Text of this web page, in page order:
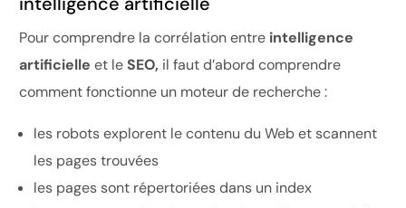
Pour comprendre la corrélation entre intelligence
artificielle et leSEO, il faut d’abord comprendre
comment fonctionne un moteur de recherche :
les robots explorent le contenu du Web et scannent
les pages trouvées
les pages sont répertoriées dans un index